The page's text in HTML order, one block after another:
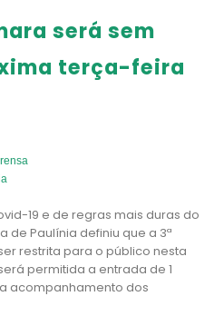
será sem
terça-feira
19 e de regras mais duras do
de Paulínia definiu que a 3ª
restrita para o público nesta
permitida a entrada de 1
acompanhamento dos